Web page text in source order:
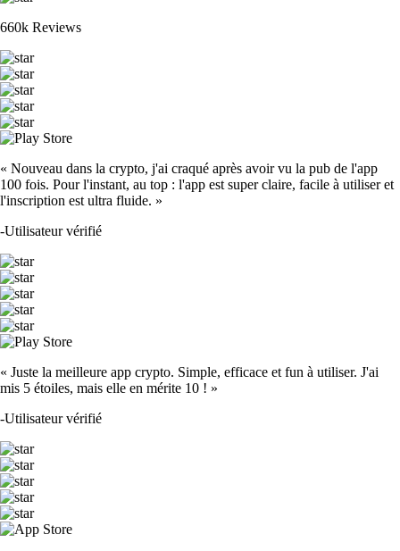
660k Reviews
« Nouveau dans la crypto, j'ai craqué après avoir vu la pub de l'app
100 fois. Pour l'instant, au top : l'app est super claire, facile à utiliser et
l'inscription est ultra fluide. »
-Utilisateur vérifié
« Juste la meilleure app crypto. Simple, efficace et fun à utiliser. J'ai
mis 5 étoiles, mais elle en mérite 10 ! »
-Utilisateur vérifié